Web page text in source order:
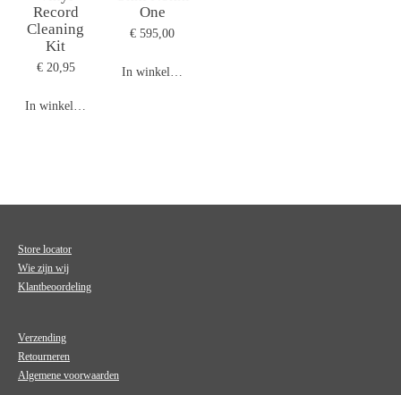
Record
Cleaning
Kit
€ 20,95
In winkelwagen
One
€ 595,00
In winkelwagen
Store locator
Wie zijn wij
Klantbeoordeling
Verzending
Retourneren
Algemene voorwaarden